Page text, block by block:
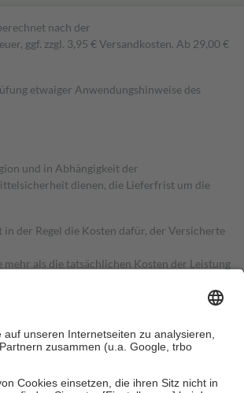
nach der
ggf. zzgl. 3,95 € Versandkosten. Ab 29,00 €
etwaiger Anwendungshinweise des
und in Abhängigkeit der
dienen, die Lieferfrist um die
der Regel die Kosten dafür, der Versicherte
mehr als die tatsächlichen Kosten der Leistung